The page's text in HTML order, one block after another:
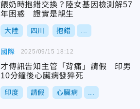
餵奶時抱錯交換？陸女基因檢測解57
年困惑 證實是親生
大陸 四川 抱錯
國際
才傳訊告知主管「背痛」請假 印男
10分鐘後心臟病發猝死
印度 請假 心臟病
2025/09/15 18:12